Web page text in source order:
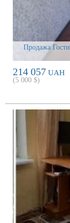
Продажа
214 057 UAH
(5 000 $)